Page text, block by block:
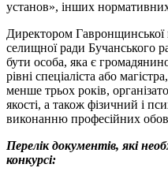
установ», інших
Директором Гавронщинської
селищної ради Бучанського
бути особа, яка є
рівні спеціаліста або
менше трьох років,
якості, а також фізичний і
виконанню професійних
Перелік документів, які
конкурсі: